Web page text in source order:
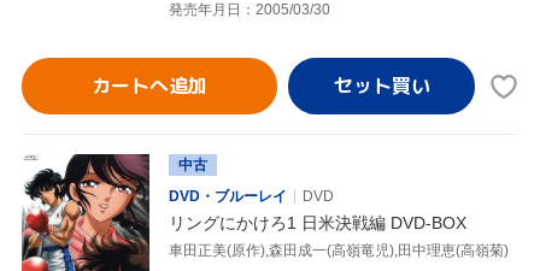
発売年月日：2005/03/30
カートへ追加
中古
DVD・ブルーレイ
DVD
リングにかけろ1 日米決戦編 DVD-BOX
車田正美(原作),森田成一(高嶺竜児),田中理恵(高嶺菊)